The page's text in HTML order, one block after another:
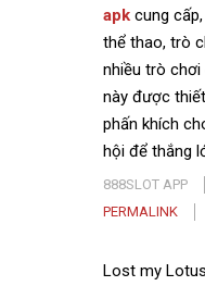
apk cung
thể thao, trò
nhiều trò chơi
này được
phấn khích
hội để thắng
888SLOT APP
PERMALINK
Lost my